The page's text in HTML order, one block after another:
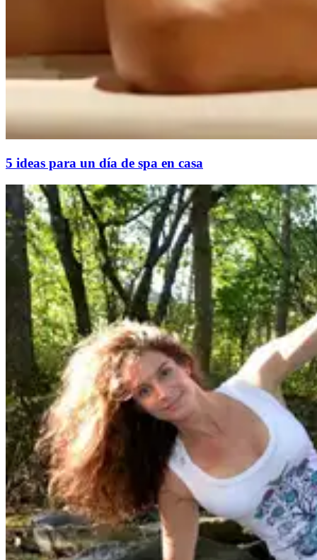
5 ideas para un día de spa en casa